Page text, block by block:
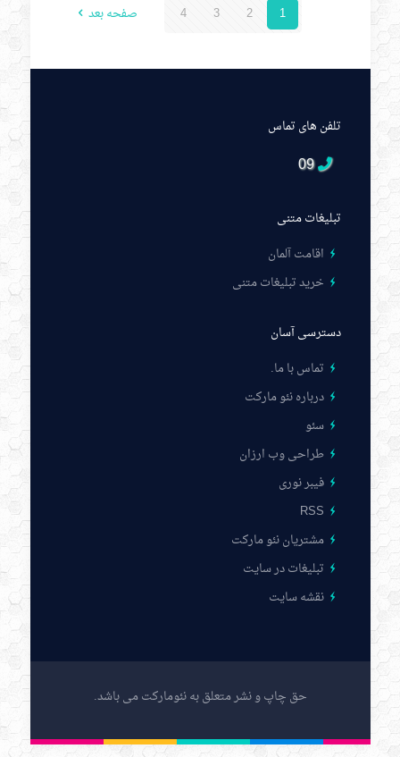
1
2
3
4 صفحه بعد
تلفن های تماس
09
تبلیغات متنی
اقامت آلمان
خرید تبلیغات متنی
دسترسی آسان
تماس با ما.
درباره نئو مارکت
سئو
طراحی وب ارزان
فیبر نوری
RSS
مشتریان نئو مارکت
تبلیغات در سایت
نقشه سایت
حق چاپ و نشر متعلق به نئومارکت می باشد.